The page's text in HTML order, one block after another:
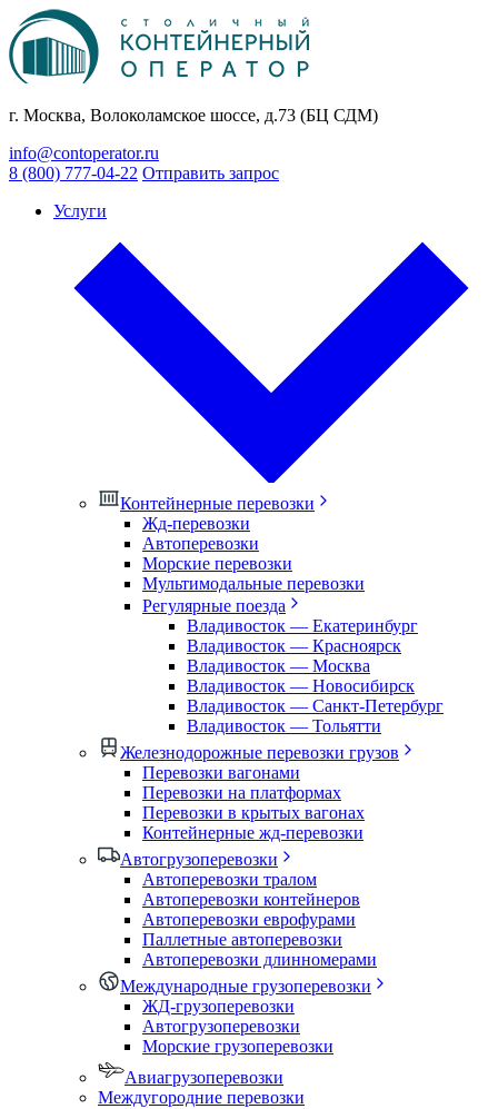
г. Москва, Волоколамское шоссе, д.73 (БЦ СДМ)
info@contoperator.ru
8 (800) 777-04-22 Отправить запрос
Услуги
Контейнерные перевозки
Жд-перевозки
Автоперевозки
Морские перевозки
Мультимодальные перевозки
Регулярные поезда
Владивосток — Екатеринбург
Владивосток — Красноярск
Владивосток — Москва
Владивосток — Новосибирск
Владивосток — Санкт-Петербург
Владивосток — Тольятти
Железнодорожные перевозки грузов
Перевозки вагонами
Перевозки на платформах
Перевозки в крытых вагонах
Контейнерные жд-перевозки
Автогрузоперевозки
Автоперевозки тралом
Автоперевозки контейнеров
Автоперевозки еврофурами
Паллетные автоперевозки
Автоперевозки длинномерами
Международные грузоперевозки
ЖД-грузоперевозки
Автогрузоперевозки
Морские грузоперевозки
Авиагрузоперевозки
Междугородние перевозки